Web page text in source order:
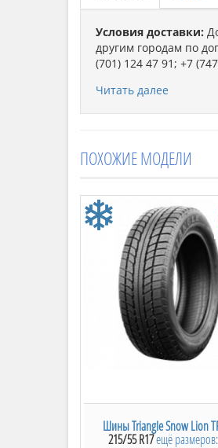
Условия доставки:
другим городам по
(701) 124 47 91; +7
Форма оплаты:
Пр-во:Китай.
Triangle TRIN PL01
технологиям и
обеспечивает
Улучшенный
и улучшенной
TRIN PL01
способствует
свойства
популярностью, и
низкая цена делают
Читать далее
ПОХОЖИЕ МОДЕЛИ
Шины Triangle Snow Lion
215/55 R17ещё